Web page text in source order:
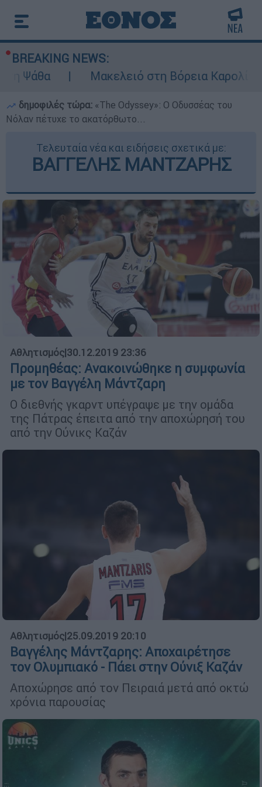
BREAKING NEWS:
Μακελειό στη Βόρεια Καρολίνα ύστερα
δημοφιλές τώρα: «Τhe Odyssey»: Ο Οδυσσέας του
Νόλαν πέτυχε το ακατόρθωτο...
Τελευταία νέα και ειδήσεις σχετικά με:
ΒΑΓΓΕΛΗΣ ΜΑΝΤΖΑΡΗΣ
Αθλητισμός|30.12.2019 23:36
Προμηθέας: Ανακοινώθηκε η συμφωνία
με τον Βαγγέλη Μάντζαρη
Ο διεθνής γκαρντ υπέγραψε με την ομάδα
της Πάτρας έπειτα από την αποχώρησή του
από την Ούνικς Καζάν
Αθλητισμός|25.09.2019 20:10
Βαγγέλης Μάντζαρης: Αποχαιρέτησε
τον Ολυμπιακό - Πάει στην Ούνιξ Καζάν
Αποχώρησε από τον Πειραιά μετά από οκτώ
χρόνια παρουσίας